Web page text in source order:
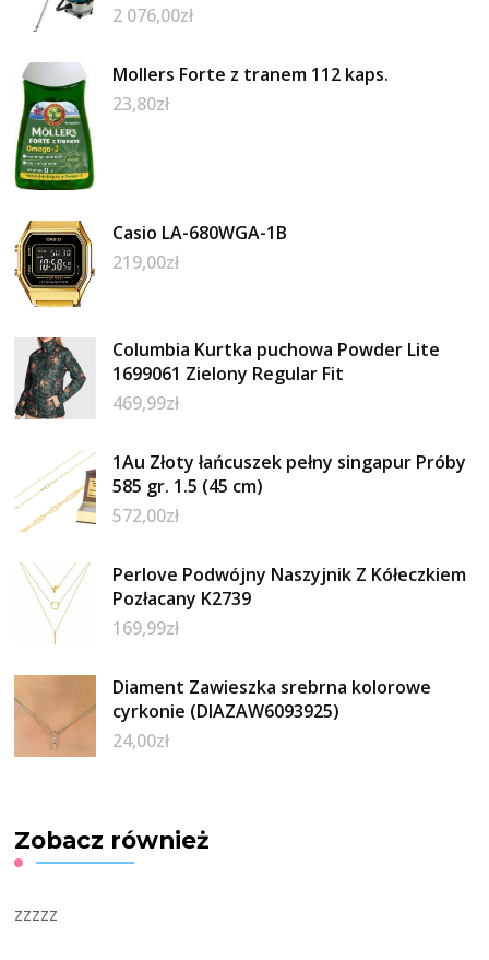
2 076,00zł
Mollers Forte z tranem 112 kaps.
23,80zł
Casio LA-680WGA-1B
219,00zł
Columbia Kurtka puchowa Powder Lite
1699061 Zielony Regular Fit
469,99zł
1Au Złoty łańcuszek pełny singapur Próby
585 gr. 1.5 (45 cm)
572,00zł
Perlove Podwójny Naszyjnik Z Kółeczkiem
Pozłacany K2739
169,99zł
Diament Zawieszka srebrna kolorowe
cyrkonie (DIAZAW6093925)
24,00zł
Zobacz również
zzzzz